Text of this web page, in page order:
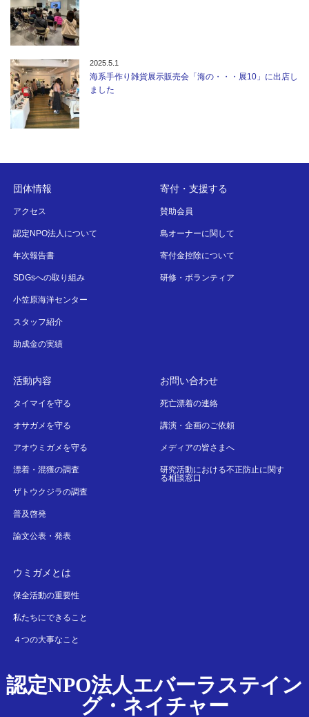
2025.5.1
海系手作り雑貨展示販売会「海の・・・展10」に出店し
ました
団体情報
アクセス
認定NPO法人について
年次報告書
SDGsへの取り組み
小笠原海洋センター
スタッフ紹介
助成金の実績
寄付・支援する
賛助会員
島オーナーに関して
寄付金控除について
研修・ボランティア
活動内容
タイマイを守る
オサガメを守る
アオウミガメを守る
漂着・混獲の調査
ザトウクジラの調査
普及啓発
論文公表・発表
お問い合わせ
死亡漂着の連絡
講演・企画のご依頼
メディアの皆さまへ
研究活動における不正防止に関す
る相談窓口
ウミガメとは
保全活動の重要性
私たちにできること
４つの大事なこと
認定NPO法人エバーラステイン
グ・ネイチャー